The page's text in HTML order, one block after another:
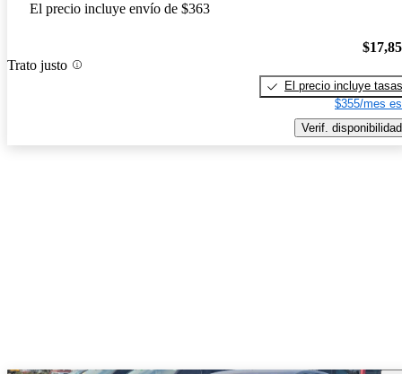
El precio incluye envío de $363
Trato justo
El precio incluye tasas
$355/mes
Verif. disponibilidad